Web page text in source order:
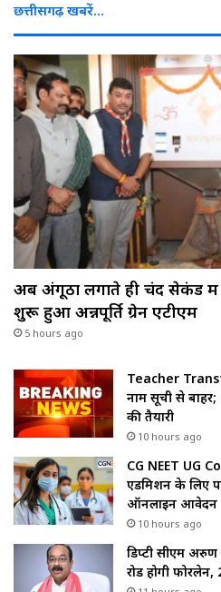
छत्तीसगढ़ खबरें…
अब अंगूठा लगाते ही चंद सेकंड में
शुरू हुआ अन्नपूर्ति ग्रेन एटीएम
5 hours ago
Teacher
नाम सूची से
की तैयारी
10 hours ago
CG NEET UG
एडमिशन के लिए
ऑनलाइन आवेदन
10 hours ago
डिप्टी सीएम अरुण
रोड होगी फोरलेन,